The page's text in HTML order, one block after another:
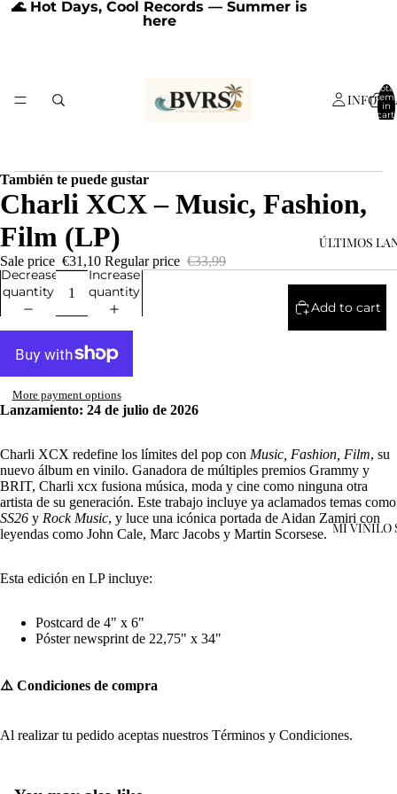
🌊 Hot Days, Cool Records — Summer is
here
ÚLTIMOS
MI VINILO
Total
in
cart:
0
Open
screen
También te puede gustar
Charli XCX – Music, Fashion,
Film (LP)
Sale price €31,10 Regular price €33,99
Decrease
quantity
Increase
quantity
Add to cart
More payment options
Lanzamiento: 24 de julio de 2026
Charli XCX redefine los límites del pop con Music, Fashion, Film, su
nuevo álbum en vinilo. Ganadora de múltiples premios Grammy y
BRIT, Charli xcx fusiona música, moda y cine como ninguna otra
artista de su generación. Este trabajo incluye ya aclamados temas como
SS26 y Rock Music, y luce una icónica portada de Aidan Zamiri con
leyendas como John Cale, Marc Jacobs y Martin Scorsese.
Esta edición en LP incluye:
Postcard de 4" x 6"
Póster newsprint de 22,75" x 34"
⚠️ Condiciones de compra
Al realizar tu pedido aceptas nuestros Términos y Condiciones.